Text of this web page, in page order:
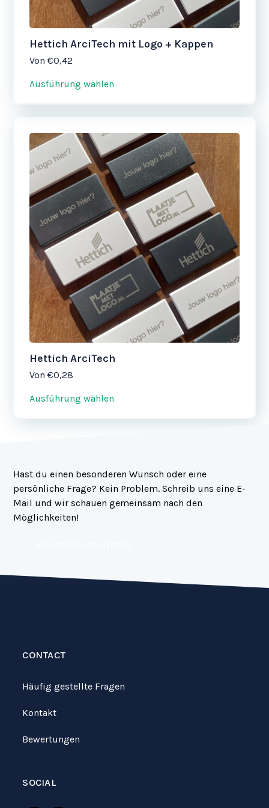
Hettich ArciTech mit Logo + Kappen
Von €0,42
Ausführung wählen
werden
Hettich ArciTech
Von €0,28
Ausführung wählen
Dieses
Produkt
weist
mehrere
Varianten
auf.
Die
Optionen
können
auf
der
Produktseite
gewählt
werden
Hast du einen besonderen Wunsch oder eine
persönliche Frage? Kein Problem. Schreib uns eine E-
Mail und wir schauen gemeinsam nach den
Möglichkeiten!
CONTACT
Häufig gestellte Fragen
Kontakt
Bewertungen
SOCIAL